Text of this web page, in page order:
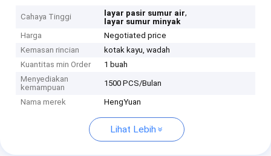
Cahaya Tinggi layar pasir sumur air,
layar sumur minyak
Harga
Negotiated price
Kemasan rincian
kotak kayu, wadah
Kuantitas min Order
1 buah
Menyediakan
kemampuan
1500 PCS/Bulan
Nama merek HengYuan
Lihat Lebih